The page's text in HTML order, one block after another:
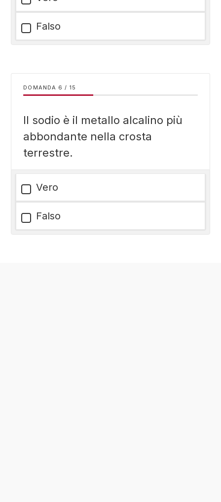
Falso
DOMANDA / 15
Il sodio è il metallo alcalino più
abbondante nella crosta
terrestre.
Vero
Falso